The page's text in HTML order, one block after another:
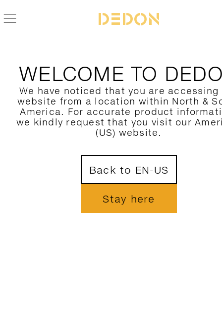
WELCOME TO
We have noticed that you are accessing
website from a location within North &
America. For accurate product
we kindly request that you visit our
(US) website.
Back to EN-US
Stay here
JETZT ANSEHEN